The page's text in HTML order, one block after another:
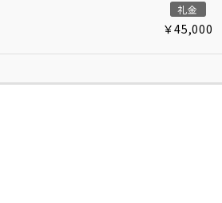
礼金
￥45,000